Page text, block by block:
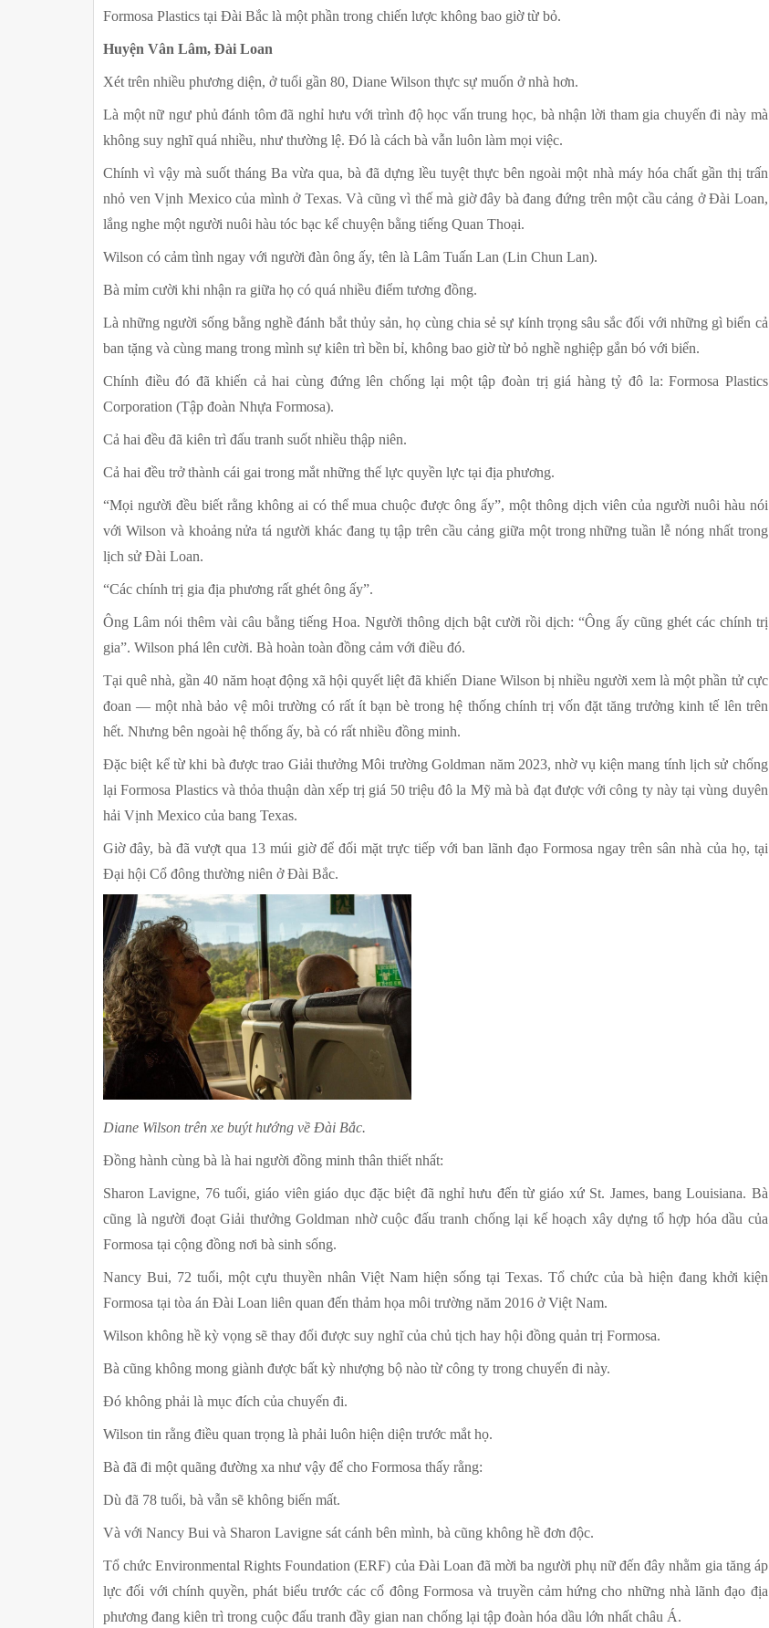
Formosa Plastics tại Đài Bắc là một phần trong chiến lược không bao giờ từ bỏ.
Huyện Vân Lâm, Đài Loan
Xét trên nhiều phương diện, ở tuổi gần 80, Diane Wilson thực sự muốn ở nhà hơn.
Là một nữ ngư phủ đánh tôm đã nghỉ hưu với trình độ học vấn trung học, bà nhận lời tham gia chuyến đi này mà
không suy nghĩ quá nhiều, như thường lệ. Đó là cách bà vẫn luôn làm mọi việc.
Chính vì vậy mà suốt tháng Ba vừa qua, bà đã dựng lều tuyệt thực bên ngoài một nhà máy hóa chất gần thị trấn
nhỏ ven Vịnh Mexico của mình ở Texas. Và cũng vì thế mà giờ đây bà đang đứng trên một cầu cảng ở Đài Loan,
lắng nghe một người nuôi hàu tóc bạc kể chuyện bằng tiếng Quan Thoại.
Wilson có cảm tình ngay với người đàn ông ấy, tên là Lâm Tuấn Lan (Lin Chun Lan).
Bà mỉm cười khi nhận ra giữa họ có quá nhiều điểm tương đồng.
Là những người sống bằng nghề đánh bắt thủy sản, họ cùng chia sẻ sự kính trọng sâu sắc đối với những gì biển cả
ban tặng và cùng mang trong mình sự kiên trì bền bỉ, không bao giờ từ bỏ nghề nghiệp gắn bó với biển.
Chính điều đó đã khiến cả hai cùng đứng lên chống lại một tập đoàn trị giá hàng tỷ đô la: Formosa Plastics
Corporation (Tập đoàn Nhựa Formosa).
Cả hai đều đã kiên trì đấu tranh suốt nhiều thập niên.
Cả hai đều trở thành cái gai trong mắt những thế lực quyền lực tại địa phương.
“Mọi người đều biết rằng không ai có thể mua chuộc được ông ấy”, một thông dịch viên của người nuôi hàu nói
với Wilson và khoảng nửa tá người khác đang tụ tập trên cầu cảng giữa một trong những tuần lễ nóng nhất trong
lịch sử Đài Loan.
“Các chính trị gia địa phương rất ghét ông ấy”.
Ông Lâm nói thêm vài câu bằng tiếng Hoa. Người thông dịch bật cười rồi dịch: “Ông ấy cũng ghét các chính trị
gia”. Wilson phá lên cười. Bà hoàn toàn đồng cảm với điều đó.
Tại quê nhà, gần 40 năm hoạt động xã hội quyết liệt đã khiến Diane Wilson bị nhiều người xem là một phần tử cực
đoan — một nhà bảo vệ môi trường có rất ít bạn bè trong hệ thống chính trị vốn đặt tăng trưởng kinh tế lên trên
hết. Nhưng bên ngoài hệ thống ấy, bà có rất nhiều đồng minh.
Đặc biệt kể từ khi bà được trao Giải thưởng Môi trường Goldman năm 2023, nhờ vụ kiện mang tính lịch sử chống
lại Formosa Plastics và thỏa thuận dàn xếp trị giá 50 triệu đô la Mỹ mà bà đạt được với công ty này tại vùng duyên
hải Vịnh Mexico của bang Texas.
Giờ đây, bà đã vượt qua 13 múi giờ để đối mặt trực tiếp với ban lãnh đạo Formosa ngay trên sân nhà của họ, tại
Đại hội Cổ đông thường niên ở Đài Bắc.
Diane Wilson trên xe buýt hướng về Đài Bắc.
Đồng hành cùng bà là hai người đồng minh thân thiết nhất:
Sharon Lavigne, 76 tuổi, giáo viên giáo dục đặc biệt đã nghỉ hưu đến từ giáo xứ St. James, bang Louisiana. Bà
cũng là người đoạt Giải thưởng Goldman nhờ cuộc đấu tranh chống lại kế hoạch xây dựng tổ hợp hóa dầu của
Formosa tại cộng đồng nơi bà sinh sống.
Nancy Bui, 72 tuổi, một cựu thuyền nhân Việt Nam hiện sống tại Texas. Tổ chức của bà hiện đang khởi kiện
Formosa tại tòa án Đài Loan liên quan đến thảm họa môi trường năm 2016 ở Việt Nam.
Wilson không hề kỳ vọng sẽ thay đổi được suy nghĩ của chủ tịch hay hội đồng quản trị Formosa.
Bà cũng không mong giành được bất kỳ nhượng bộ nào từ công ty trong chuyến đi này.
Đó không phải là mục đích của chuyến đi.
Wilson tin rằng điều quan trọng là phải luôn hiện diện trước mắt họ.
Bà đã đi một quãng đường xa như vậy để cho Formosa thấy rằng:
Dù đã 78 tuổi, bà vẫn sẽ không biến mất.
Và với Nancy Bui và Sharon Lavigne sát cánh bên mình, bà cũng không hề đơn độc.
Tổ chức Environmental Rights Foundation (ERF) của Đài Loan đã mời ba người phụ nữ đến đây nhằm gia tăng áp
lực đối với chính quyền, phát biểu trước các cổ đông Formosa và truyền cảm hứng cho những nhà lãnh đạo địa
phương đang kiên trì trong cuộc đấu tranh đầy gian nan chống lại tập đoàn hóa dầu lớn nhất châu Á.